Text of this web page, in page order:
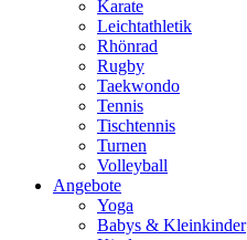
Karate
Leichtathletik
Rhönrad
Rugby
Taekwondo
Tennis
Tischtennis
Turnen
Volleyball
Angebote
Yoga
Babys & Kleinkinder